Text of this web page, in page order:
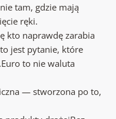
tam, gdzie mają
ręki.
kto naprawdę zarabia
jest pytanie, które
to nie waluta
— stworzona po to,